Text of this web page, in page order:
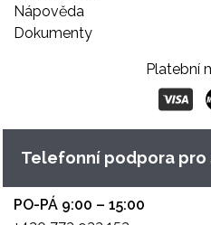
Nápověda
Dokumenty
Platební
Telefonní podpora pro
PO-PÁ 9:00 – 15:00